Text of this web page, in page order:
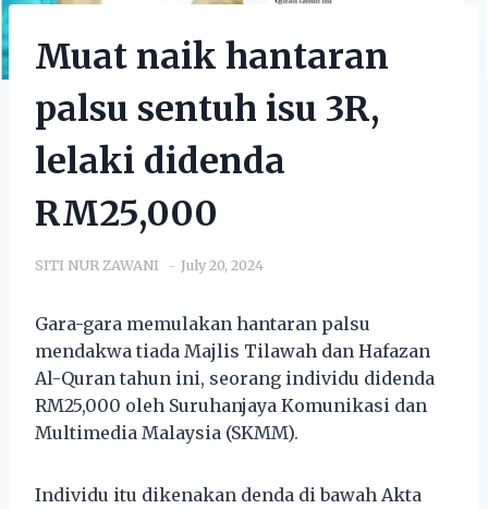
Muat naik hantaran
palsu sentuh isu 3R,
lelaki didenda
RM25,000
SITI NUR ZAWANI July 20, 2024
Gara-gara memulakan hantaran palsu
mendakwa tiada Majlis Tilawah dan Hafazan
Al-Quran tahun ini, seorang individu didenda
RM25,000 oleh Suruhanjaya Komunikasi dan
Multimedia Malaysia (SKMM).
Individu itu dikenakan denda di bawah Akta